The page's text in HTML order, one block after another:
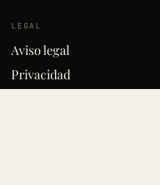
LEGAL
Aviso legal
Privacidad